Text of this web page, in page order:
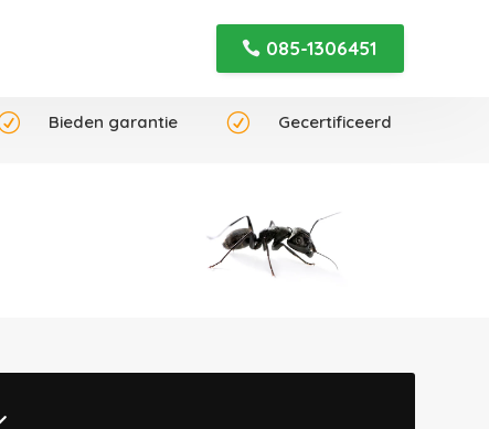
085-1306451
Bieden garantie R Gecertificeerd